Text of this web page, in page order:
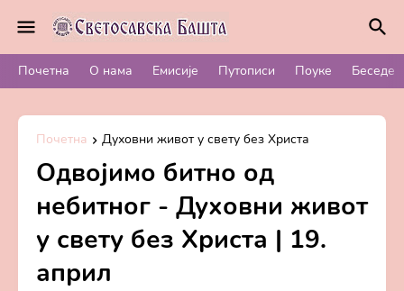
Почетна О нама Емисије Путописи Поуке Беседе
Почетна Духовни живот у свету без Христа
Одвојимо битно од
небитног - Духовни живот
у свету без Христа | 19.
април